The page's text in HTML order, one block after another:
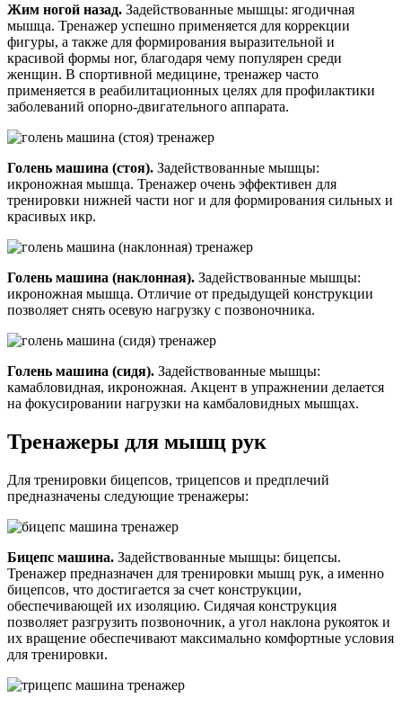
Жим ногой назад. Задействованные мышцы: ягодичная
мышца. Тренажер успешно применяется для коррекции
фигуры, а также для формирования выразительной и
красивой формы ног, благодаря чему популярен среди
женщин. В спортивной медицине, тренажер часто
применяется в реабилитационных целях для профилактики
заболеваний опорно-двигательного аппарата.
Голень машина (стоя). Задействованные мышцы:
икроножная мышца. Тренажер очень эффективен для
тренировки нижней части ног и для формирования сильных и
красивых икр.
Голень машина (наклонная). Задействованные мышцы:
икроножная мышца. Отличие от предыдущей конструкции
позволяет снять осевую нагрузку с позвоночника.
Голень машина (сидя). Задействованные мышцы:
камабловидная, икроножная. Акцент в упражнении делается
на фокусировании нагрузки на камбаловидных мышцах.
Тренажеры для мышц рук
Для тренировки бицепсов, трицепсов и предплечий
предназначены следующие тренажеры:
Бицепс машина. Задействованные мышцы: бицепсы.
Тренажер предназначен для тренировки мышц рук, а именно
бицепсов, что достигается за счет конструкции,
обеспечивающей их изоляцию. Сидячая конструкция
позволяет разгрузить позвоночник, а угол наклона рукояток и
их вращение обеспечивают максимально комфортные условия
для тренировки.